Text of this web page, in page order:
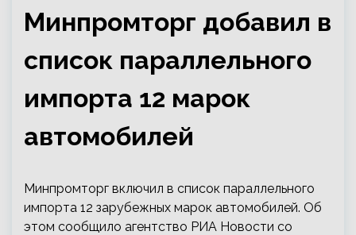
Минпромторг добавил в
список параллельного
импорта 12 марок
автомобилей
Минпромторг включил в список параллельного
импорта 12 зарубежных марок автомобилей. Об
этом сообщило агентство РИА Новости со